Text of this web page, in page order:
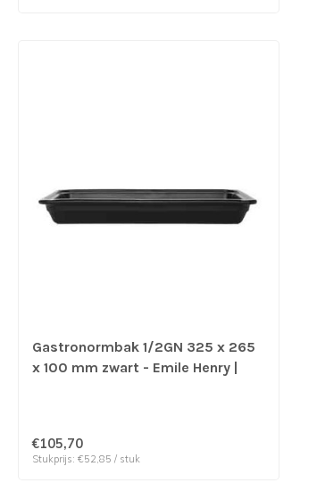
Gastronormbak 1/2GN 325 x 265
x 100 mm zwart - Emile Henry |
€105,70
Stukprijs: €52,85 / stuk